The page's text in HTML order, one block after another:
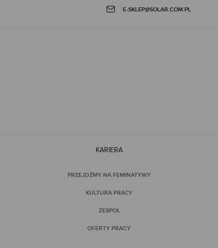
E-SKLEP@SOLAR.COM.PL
KARIERA
PRZEJDŹMY NA FEMINATYWY
KULTURA PRACY
ZESPÓŁ
OFERTY PRACY